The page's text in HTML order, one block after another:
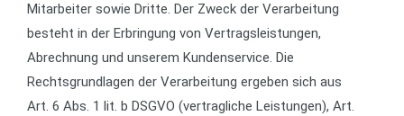
Mitarbeiter sowie Dritte. Der Zweck der Verarbeitung
besteht in der Erbringung von Vertragsleistungen,
Abrechnung und unserem Kundenservice. Die
Rechtsgrundlagen der Verarbeitung ergeben sich aus
Art. 6 Abs. 1 lit. b DSGVO (vertragliche Leistungen), Art.